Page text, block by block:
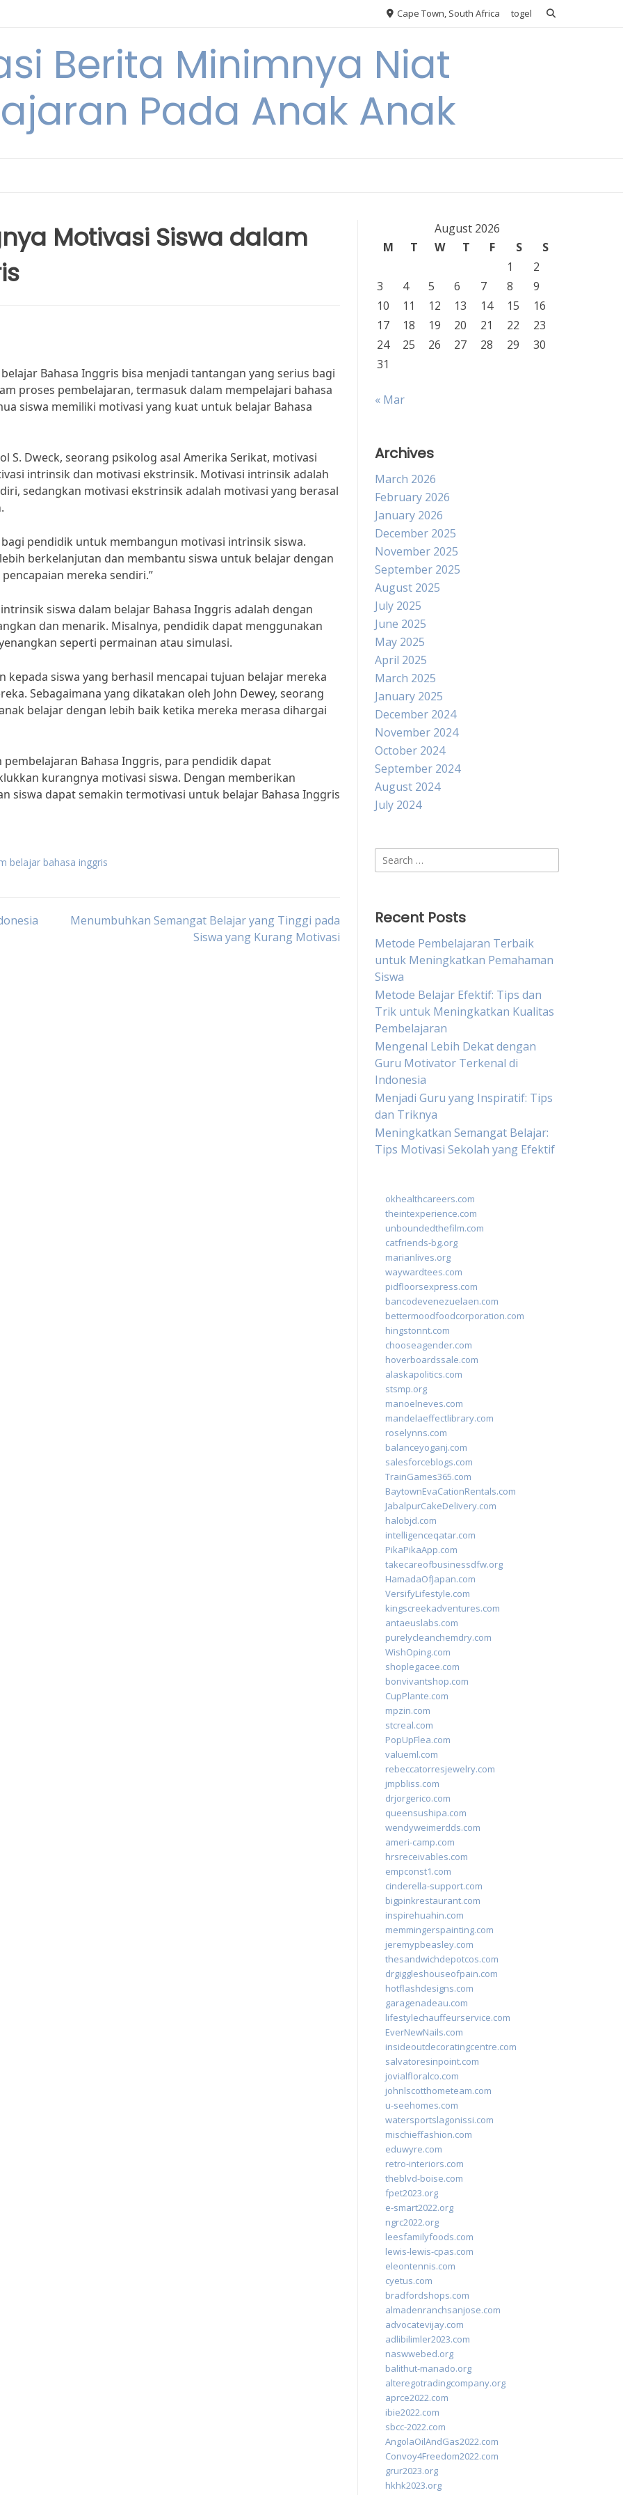
Cape Town, South Africa togel
Berita Minimnya Niat
Pada Anak Anak
Motivasi Siswa dalam
Bahasa Inggris bisa menjadi tantangan yang serius bagi
proses pembelajaran, termasuk dalam mempelajari bahasa
siswa memiliki motivasi yang kuat untuk belajar Bahasa
S. Dweck, seorang psikolog asal Amerika Serikat, motivasi
intrinsik dan motivasi ekstrinsik. Motivasi intrinsik adalah
sedangkan motivasi ekstrinsik adalah motivasi yang berasal
pendidik untuk membangun motivasi intrinsik siswa.
berkelanjutan dan membantu siswa untuk belajar dengan
mereka sendiri.”
siswa dalam belajar Bahasa Inggris adalah dengan
dan menarik. Misalnya, pendidik dapat menggunakan
seperti permainan atau simulasi.
siswa yang berhasil mencapai tujuan belajar mereka
Sebagaimana yang dikatakan oleh John Dewey, seorang
belajar dengan lebih baik ketika mereka merasa dihargai
Bahasa Inggris, para pendidik dapat
kurangnya motivasi siswa. Dengan memberikan
siswa dapat semakin termotivasi untuk belajar Bahasa Inggris
belajar bahasa inggris
Menumbuhkan Semangat Belajar yang Tinggi pada
Siswa yang Kurang Motivasi
August 2026
M
T W T F S
S
1
2
3
4 5 6 7 8
9
10
11 12 13 14 15
16
17
18 19 20 21 22
23
24
25 26 27 28 29
30
31
« Mar
Archives
March 2026
February 2026
January 2026
December 2025
November 2025
September 2025
August 2025
July 2025
June 2025
May 2025
April 2025
March 2025
January 2025
December 2024
November 2024
October 2024
September 2024
August 2024
July 2024
Search
for:
Recent Posts
Metode Pembelajaran Terbaik
untuk Meningkatkan Pemahaman
Siswa
Metode Belajar Efektif: Tips dan
Trik untuk Meningkatkan Kualitas
Pembelajaran
Mengenal Lebih Dekat dengan
Guru Motivator Terkenal di
Indonesia
Menjadi Guru yang Inspiratif: Tips
dan Triknya
Meningkatkan Semangat Belajar:
Tips Motivasi Sekolah yang Efektif
okhealthcareers.com
theintexperience.com
unboundedthefilm.com
catfriends-bg.org
marianlives.org
waywardtees.com
pidfloorsexpress.com
bancodevenezuelaen.com
bettermoodfoodcorporation.com
hingstonnt.com
chooseagender.com
hoverboardssale.com
alaskapolitics.com
stsmp.org
manoelneves.com
mandelaeffectlibrary.com
roselynns.com
balanceyoganj.com
salesforceblogs.com
TrainGames365.com
BaytownEvaCationRentals.com
JabalpurCakeDelivery.com
halobjd.com
intelligenceqatar.com
PikaPikaApp.com
takecareofbusinessdfw.org
HamadaOfJapan.com
VersifyLifestyle.com
kingscreekadventures.com
antaeuslabs.com
purelycleanchemdry.com
WishOping.com
shoplegacee.com
bonvivantshop.com
CupPlante.com
mpzin.com
stcreal.com
PopUpFlea.com
valueml.com
rebeccatorresjewelry.com
jmpbliss.com
drjorgerico.com
queensushipa.com
wendyweimerdds.com
ameri-camp.com
hrsreceivables.com
empconst1.com
cinderella-support.com
bigpinkrestaurant.com
inspirehuahin.com
memmingerspainting.com
jeremypbeasley.com
thesandwichdepotcos.com
drgiggleshouseofpain.com
hotflashdesigns.com
garagenadeau.com
lifestylechauffeurservice.com
EverNewNails.com
insideoutdecoratingcentre.com
salvatoresinpoint.com
jovialfloralco.com
johnlscotthometeam.com
u-seehomes.com
watersportslagonissi.com
mischieffashion.com
eduwyre.com
retro-interiors.com
theblvd-boise.com
fpet2023.org
e-smart2022.org
ngrc2022.org
leesfamilyfoods.com
lewis-lewis-cpas.com
eleontennis.com
cyetus.com
bradfordshops.com
almadenranchsanjose.com
advocatevijay.com
adlibilimler2023.com
naswwebed.org
balithut-manado.org
alteregotradingcompany.org
aprce2022.com
ibie2022.com
sbcc-2022.com
AngolaOilAndGas2022.com
Convoy4Freedom2022.com
grur2023.org
hkhk2023.org